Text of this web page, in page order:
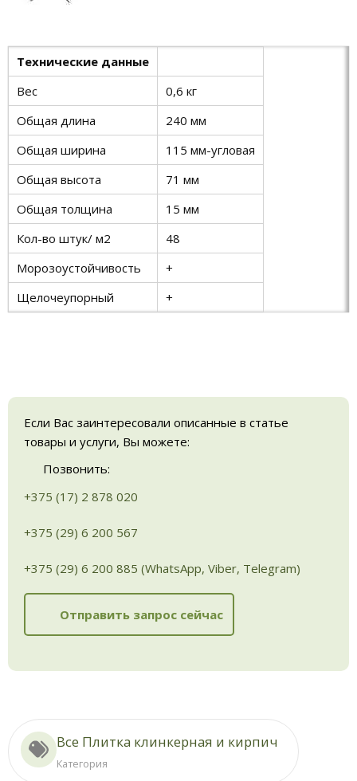
Технические данные
Вес
0,6 кг
Общая длина
240 мм
Общая ширина
115 мм-угловая
Общая высота
71 мм
Общая толщина
15 мм
Кол-во штук/ м2
48
Морозоустойчивость
+
Щелочеупорный
+
Если Вас заинтересовали описанные в статье
товары и услуги, Вы можете:
Позвонить:
+375 (17) 2 878 020
+375 (29) 6 200 567
+375 (29) 6 200 885 (WhatsApp, Viber, Telegram)
Отправить запрос сейчас
Все Плитка клинкерная и кирпич
Категория